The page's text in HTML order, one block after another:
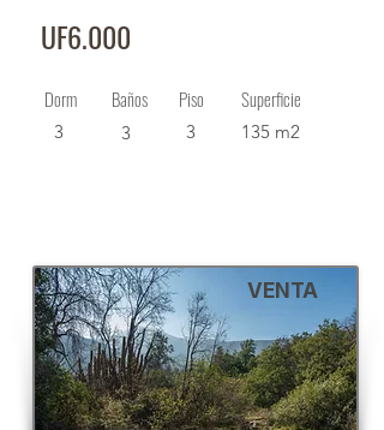
UF6.000
Dorm
3
Baños
3
Piso
3
Superficie
135 m2
VENTA